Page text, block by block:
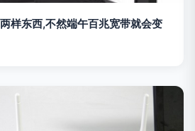
样东西,不然端午百兆宽带就会变